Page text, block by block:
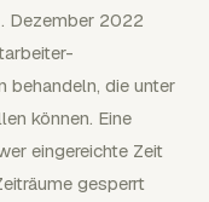
Dezember 2022
behandeln, die unter
können. Eine
eingereichte Zeit
gesperrt